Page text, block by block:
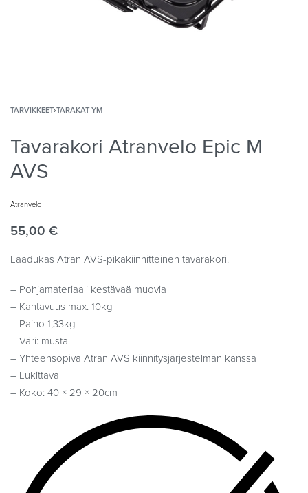
TARVIKKEET›TARAKAT YM
Tavarakori Atranvelo Epic M
AVS
Atranvelo
55,00 €
Laadukas Atran AVS-pikakiinnitteinen tavarakori.
– Pohjamateriaali kestävää muovia
– Kantavuus max. 10kg
– Paino 1,33kg
– Väri: musta
– Yhteensopiva Atran AVS kiinnitysjärjestelmän kanssa
– Lukittava
– Koko: 40 × 29 × 20cm